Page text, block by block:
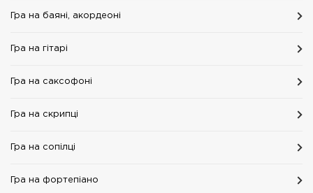
Гра на баяні, акордеоні
Гра на гітарі
Гра на саксофоні
Гра на скрипці
Гра на сопілці
Гра на фортепіано